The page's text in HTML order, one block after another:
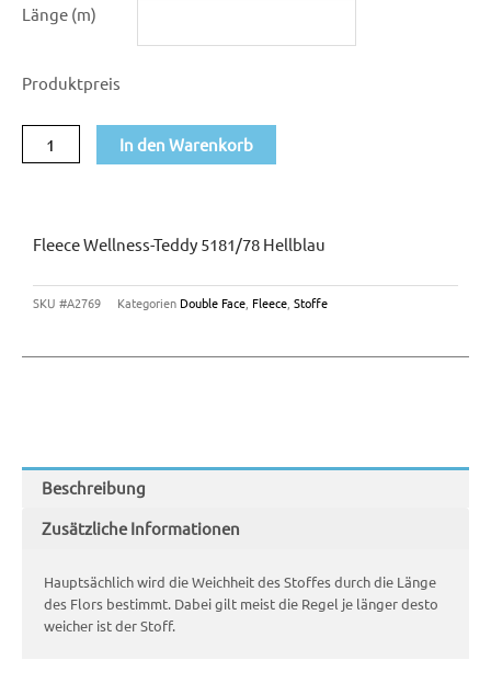
Länge (m)
Produktpreis
Wellness-
5181/78
hellblau
Menge
In den Warenkorb
Fleece Wellness-Teddy 5181/78 Hellblau
SKU #A2769 Kategorien Double Face Fleece Stoffe
Beschreibung
Zusätzliche Informationen
Hauptsächlich wird die Weichheit des Stoffes durch die Länge
des Flors bestimmt. Dabei gilt meist die Regel je länger desto
weicher ist der Stoff.